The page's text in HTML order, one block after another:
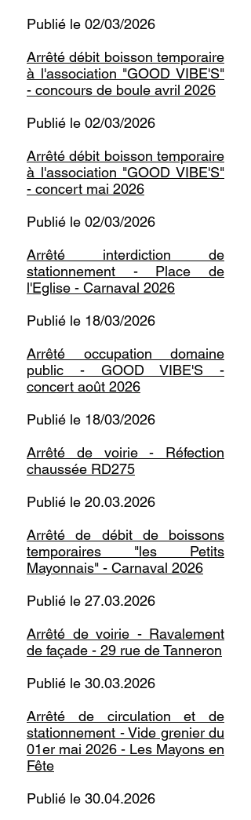
Publié le 02/03/2026
Arrêté débit boisson temporaire
à l'association "GOOD VIBE'S"
- concours de boule avril 2026
Publié le 02/03/2026
Arrêté débit boisson temporaire
à l'association "GOOD VIBE'S"
- concert mai 2026
Publié le 02/03/2026
Arrêté interdiction de
stationnement - Place de
l'Eglise - Carnaval 2026
Publié le 18/03/2026
Arrêté occupation domaine
public - GOOD VIBE'S -
concert août 2026
Publié le 18/03/2026
Arrêté de voirie - Réfection
chaussée RD275
Publié le 20.03.2026
Arrêté de débit de boissons
temporaires "les Petits
Mayonnais" - Carnaval 2026
Publié le 27.03.2026
Arrêté de voirie - Ravalement
de façade - 29 rue de Tanneron
Publié le 30.03.2026
Arrêté de circulation et de
stationnement - Vide grenier du
01er mai 2026 - Les Mayons en
Fête
Publié le 30.04.2026